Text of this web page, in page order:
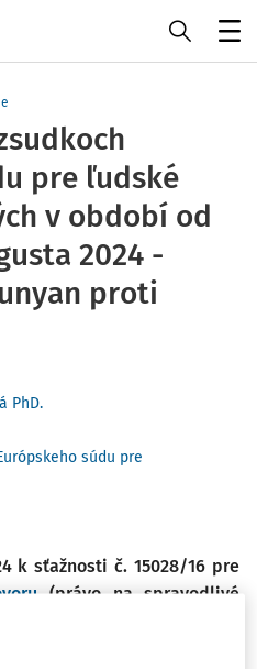
pre ľudské
v období od
2024 -
proti
PhD.
súdu pre
k sťažnosti č. 15028/16 pre
(právo na spravodlivé
a oznamovania